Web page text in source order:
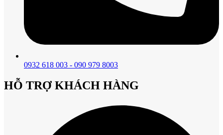
0932 618 003 - 090 979 8003
HỖ TRỢ KHÁCH HÀNG